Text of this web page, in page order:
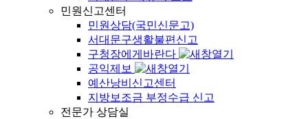
민원신고센터
민원상담(국민신문고)
서대문구생활불편신고
구청장에게바란다
공익제보
예산낭비신고센터
지방보조금 부정수급 신고
전문가 상담실